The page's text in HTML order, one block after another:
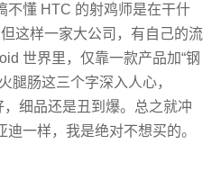
不懂 HTC 的射鸡师是在干什
这样一家大公司，有自己的流
世界里，仅靠一款产品加“钢
腿肠这三个字深入人心，
细品还是丑到爆。总之就冲
一样，我是绝对不想买的。